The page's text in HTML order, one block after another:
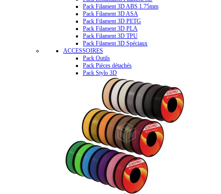
Pack Filament 3D ABS 1.75mm
Pack Filament 3D ASA
Pack Filament 3D PETG
Pack Filament 3D PLA
Pack Filament 3D TPU
Pack Filament 3D Spéciaux
ACCESSOIRES
Pack Outils
Pack Pièces détachés
Pack Stylo 3D